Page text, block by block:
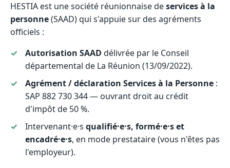
HESTIA est une société réunionnaise deservices à la
personne(SAAD) qui s'appuie sur des agréments
officiels :
Autorisation SAAD délivrée par le Conseil
départemental de La Réunion (13/09/2022).
Agrément / déclaration Services à la Personne:
SAP 882 730 344 — ouvrant droit au crédit
d'impôt de 50 %.
Intervenant·e·s qualifié·e·s, formé·e·s et
encadré·e·s, en mode prestataire (vous n'êtes pas
l'employeur).